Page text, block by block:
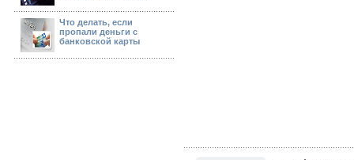
Что делать, если
пропали деньги с
банковской карты